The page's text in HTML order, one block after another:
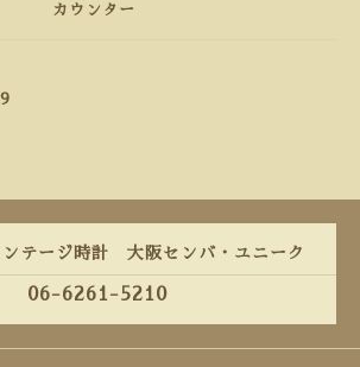
カウンター
テージ時計 大阪センバ・ユニーク
06-6261-5210